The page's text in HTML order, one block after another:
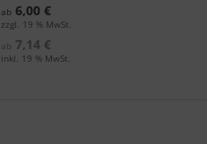
ab 6,00 €
zzgl. 19 % MwSt.
ab
7,14 €
inkl. 19 % MwSt.